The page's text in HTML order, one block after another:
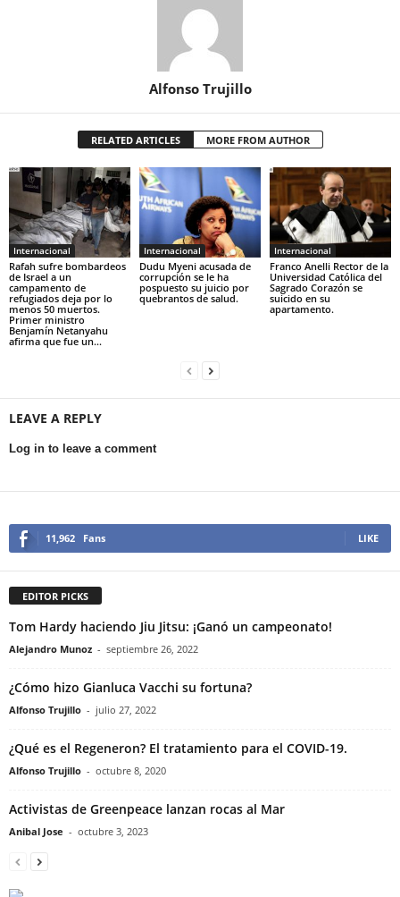
Alfonso Trujillo
RELATED ARTICLES MORE FROM AUTHOR
Internacional
Rafah sufre bombardeos
de Israel a un
campamento de
refugiados deja por lo
menos 50 muertos.
Primer ministro
Benjamín Netanyahu
afirma que fue un...
Internacional
Dudu Myeni acusada de
corrupción se le ha
pospuesto su juicio por
quebrantos de salud.
Internacional
Franco Anelli Rector de la
Universidad Católica del
Sagrado Corazón se
suicido en su
apartamento.
LEAVE A REPLY
Log in to leave a comment
11,962 Fans LIKE
EDITOR PICKS
Tom Hardy haciendo Jiu Jitsu: ¡Ganó un campeonato!
Alejandro Munoz - septiembre 26, 2022
¿Cómo hizo Gianluca Vacchi su fortuna?
Alfonso Trujillo - julio 27, 2022
¿Qué es el Regeneron? El tratamiento para el COVID-19.
Alfonso Trujillo - octubre 8, 2020
Activistas de Greenpeace lanzan rocas al Mar
Anibal Jose - octubre 3, 2023